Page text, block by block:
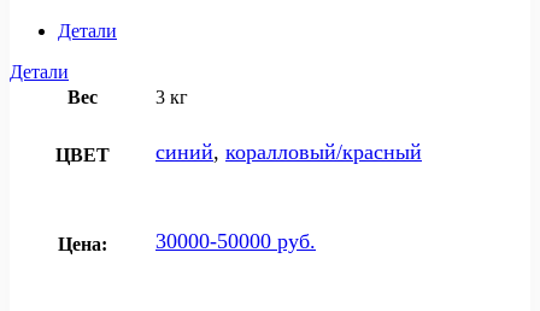
Детали
Детали
Вес
3 кг
ЦВЕТ синий, коралловый/красный
Цена: 30000-50000 руб.